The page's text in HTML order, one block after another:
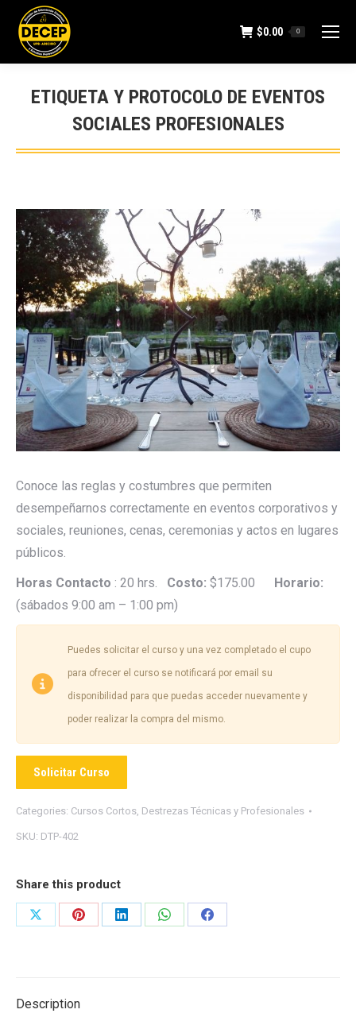
$0.00 0
ETIQUETA Y PROTOCOLO DE EVENTOS
SOCIALES PROFESIONALES
You are here:
Conoce las reglas y costumbres que permiten
desempeñarnos correctamente en eventos corporativos y
sociales, reuniones, cenas, ceremonias y actos en lugares
públicos.
Horas Contacto : 20 hrs. Costo: $175.00
Horario:
(sábados 9:00 am – 1:00 pm)
Puedes solicitar el curso y una vez completado el cupo
para ofrecer el curso se notificará por email su
disponibilidad para que puedas acceder nuevamente y
poder realizar la compra del mismo.
Solicitar Curso
Categories: Cursos Cortos, Destrezas Técnicas y Profesionales
SKU: DTP-402
Share this product
Share
Share
Share
Share
Share
Description